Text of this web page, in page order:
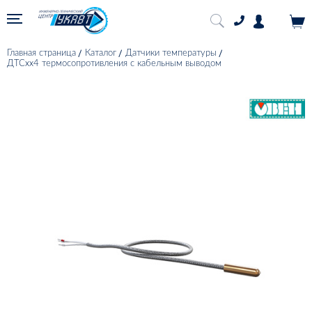
Главная страница Каталог
Датчики температуры
ДТСхх4 термосопротивления с кабельным выводом